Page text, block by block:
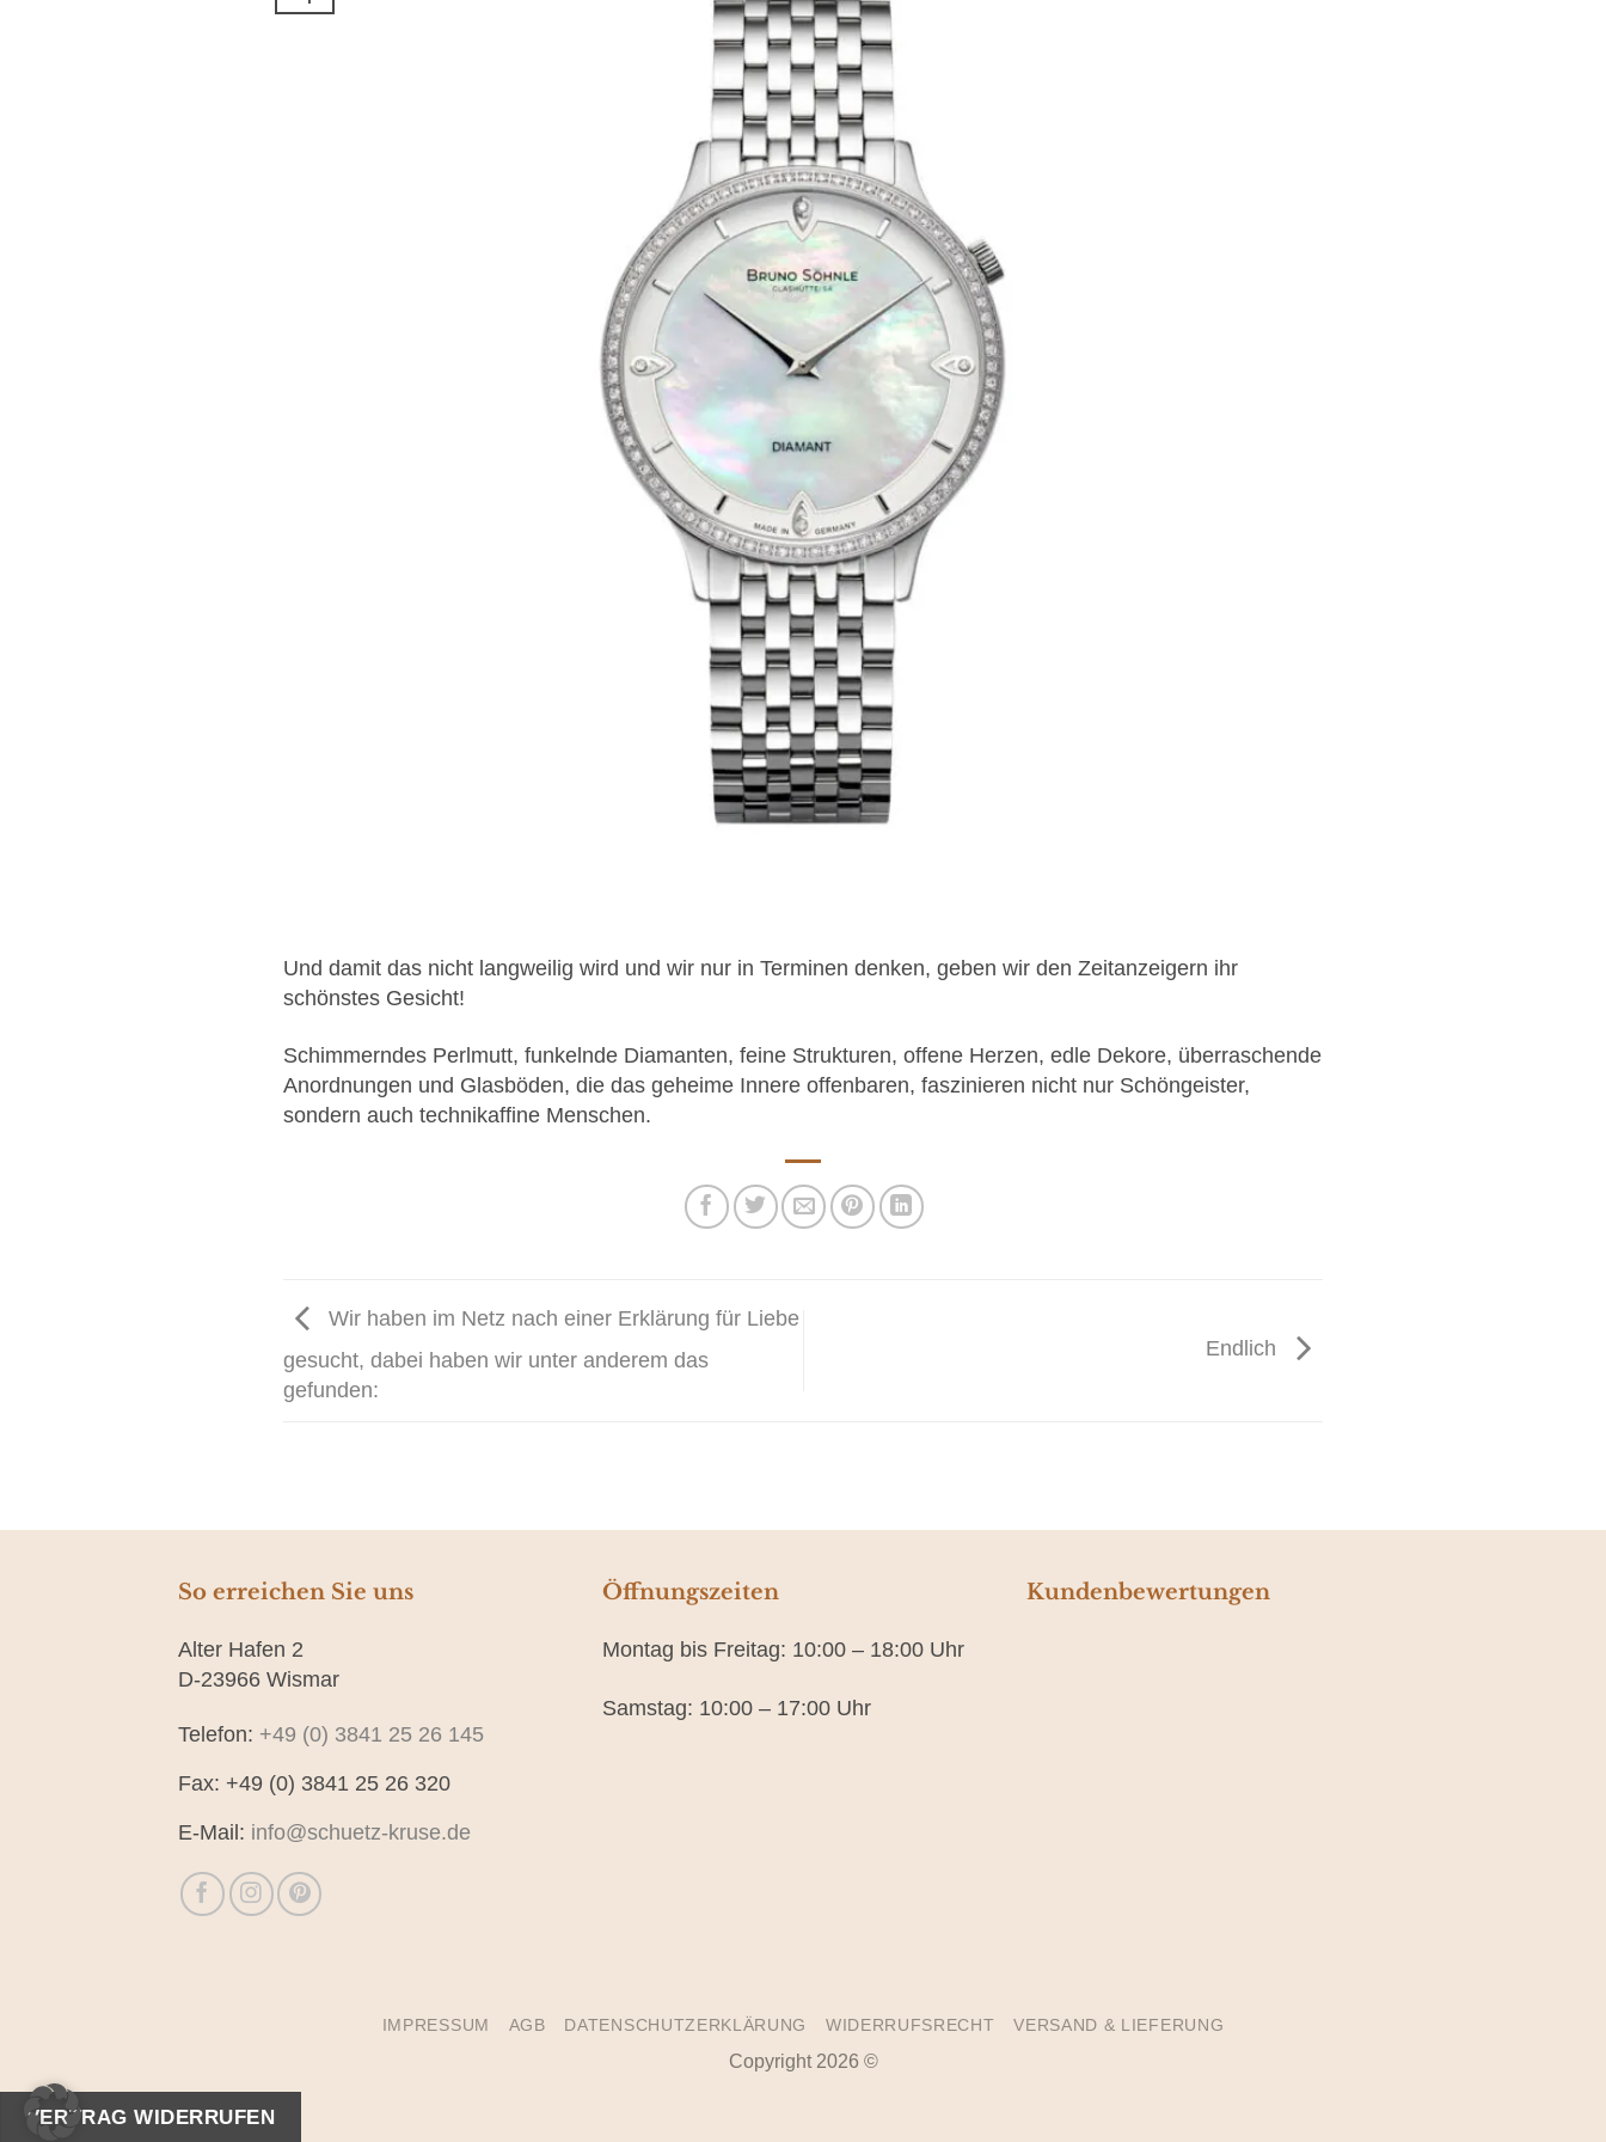
Und damit das nicht langweilig wird und wir nur in Terminen denken, geben wir den Zeitanzeigern ihr
schönstes Gesicht!
Schimmerndes Perlmutt, funkelnde Diamanten, feine Strukturen, offene Herzen, edle Dekore, überraschende
Anordnungen und Glasböden, die das geheime Innere offenbaren, faszinieren nicht nur Schöngeister,
sondern auch technikaffine Menschen.
Wir haben im Netz nach einer Erklärung für Liebe
gesucht, dabei haben wir unter anderem das
gefunden:
Endlich
So erreichen Sie uns
Alter Hafen 2
D-23966 Wismar
Telefon: +49 (0) 3841 25 26 145
Fax: +49 (0) 3841 25 26 320
E-Mail: info@schuetz-kruse.de
Öffnungszeiten
Montag bis Freitag: 10:00 – 18:00 Uhr
Samstag: 10:00 – 17:00 Uhr
Kundenbewertungen
IMPRESSUM AGB DATENSCHUTZERKLÄRUNG WIDERRUFSRECHT VERSAND & LIEFERUNG
Copyright 2026 ©
VERTRAG WIDERRUFEN